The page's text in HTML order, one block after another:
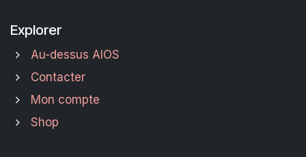
Explorer
Au-dessus AIOS
Contacter
Mon compte
Shop